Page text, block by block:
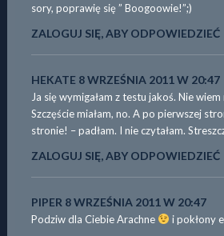
sory, poprawię się ” Boogoowie!”;)
ZALOGUJ SIĘ, ABY ODPOWIEDZIEĆ
HEKATE 8 WRZEŚNIA 2011 W 20:47
Ja się wymigałam z testu jakoś. Nie
Szczęście miałam, no. A po pierwszej
stronie! – padłam. I nie czytałam.
ZALOGUJ SIĘ, ABY ODPOWIEDZIEĆ
PIPER 8 WRZEŚNIA 2011 W 20:47
Podziw dla Ciebie Arachne i pokłony